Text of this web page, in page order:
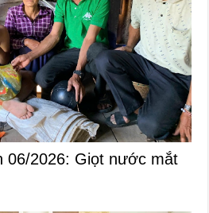
06/2026: Giọt nước mắt